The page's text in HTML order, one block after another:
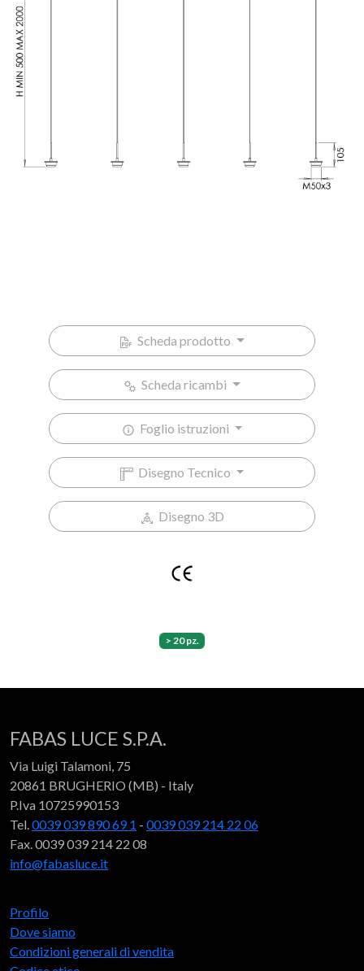
Scheda prodotto
Scheda ricambi
Foglio istruzioni
Disegno Tecnico
Disegno 3D
> 20 pz.
FABAS LUCE S.P.A.
Via Luigi Talamoni, 75
20861 BRUGHERIO (MB) - Italy
P.Iva 10725990153
Tel.0039 039 890 69 1 - 0039 039 214 22 06
Fax. 0039 039 214 22 08
info@fabasluce.it
Profilo
Dove siamo
Condizioni generali di vendita